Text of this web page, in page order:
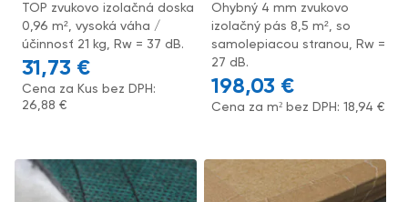
TOP zvukovo izolačná doska
0,96 m², vysoká váha /
účinnosť 21 kg, Rw = 37 dB.
31,73 €
Cena za Kus bez DPH:
26,88€
Ohybný 4 mm zvukovo
izolačný pás 8,5 m², so
samolepiacou stranou, Rw =
27 dB.
198,03 €
Cena za m² bez DPH:18,94€